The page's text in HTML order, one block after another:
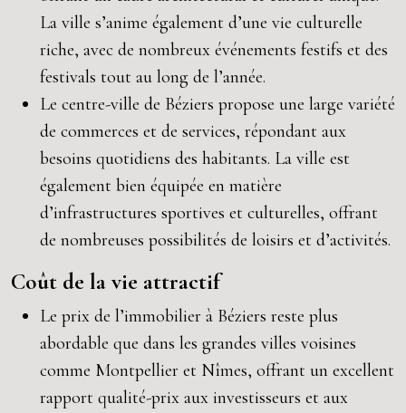
La ville s’anime également d’une vie culturelle
riche, avec de nombreux événements festifs et des
festivals tout au long de l’année.
Le centre-ville de Béziers propose une large variété
de commerces et de services, répondant aux
besoins quotidiens des habitants. La ville est
également bien équipée en matière
d’infrastructures sportives et culturelles, offrant
de nombreuses possibilités de loisirs et d’activités.
Coût de la vie attractif
Le prix de l’immobilier à Béziers reste plus
abordable que dans les grandes villes voisines
comme Montpellier et Nîmes, offrant un excellent
rapport qualité-prix aux investisseurs et aux